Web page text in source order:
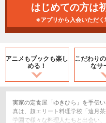
はじめての方は
※アプリから入会いただ
アニメもブックも楽し
める！
こだわり
なサ
実家の定食屋「ゆきひら」を手伝
真は、超エリート料理学校「遠月
学園で様々な料理人たちと出会い